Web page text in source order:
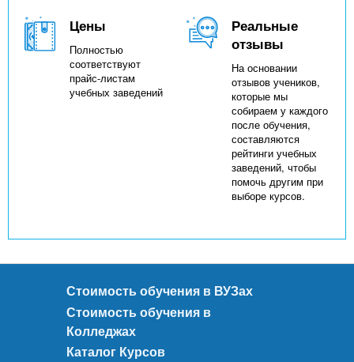
Цены
Полностью
соответствуют
прайс-листам
учебных заведений
Реальные
отзывы
На основании
отзывов учеников,
которые мы
собираем у каждого
после обучения,
составляются
рейтинги учебных
заведений, чтобы
помочь другим при
выборе курсов.
Стоимость обучения в ВУЗах
Стоимость обучения в
Колледжах
Каталог Курсов